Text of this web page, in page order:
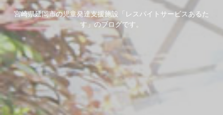
宮崎県延岡市の児童発達支援施設「レスパイトサービスあるた
す」のブログです。